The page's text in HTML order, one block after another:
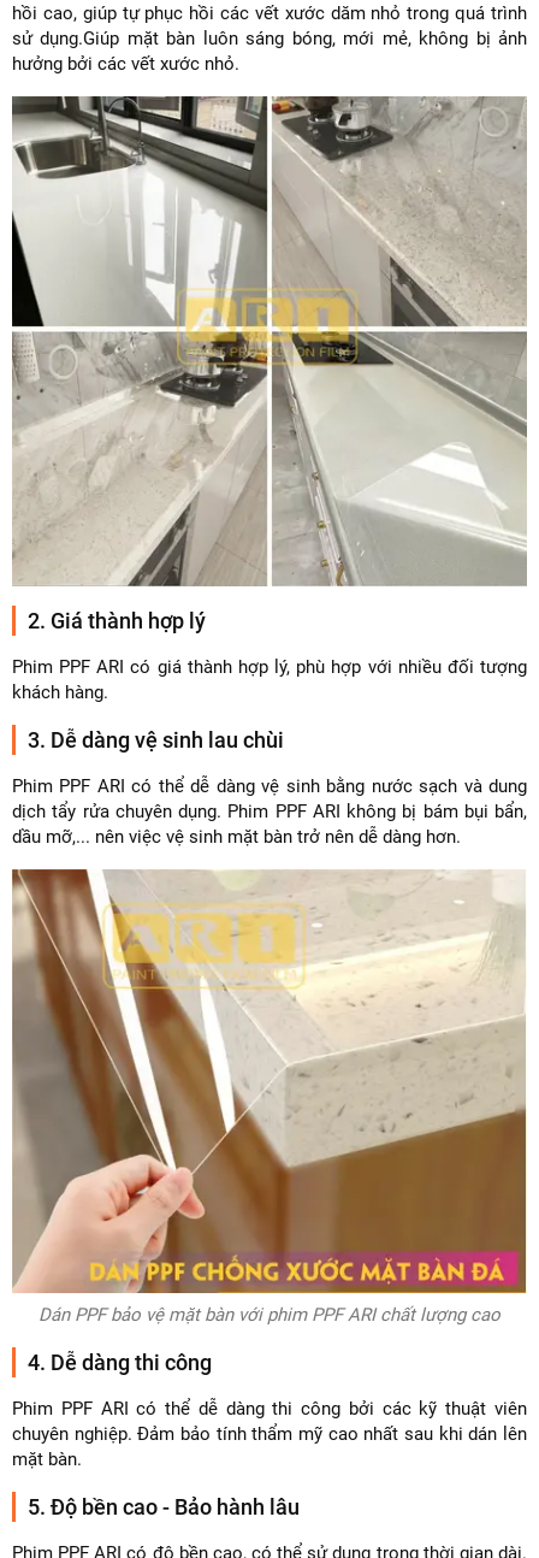
hồi cao, giúp tự phục hồi các vết xước dăm nhỏ trong quá trình
sử dụng.Giúp mặt bàn luôn sáng bóng, mới mẻ, không bị ảnh
hưởng bởi các vết xước nhỏ.
2. Giá thành hợp lý
Phim PPF ARI có giá thành hợp lý, phù hợp với nhiều đối tượng
khách hàng.
3. Dễ dàng vệ sinh lau chùi
Phim PPF ARI có thể dễ dàng vệ sinh bằng nước sạch và dung
dịch tẩy rửa chuyên dụng. Phim PPF ARI không bị bám bụi bẩn,
dầu mỡ,... nên việc vệ sinh mặt bàn trở nên dễ dàng hơn.
Dán PPF bảo vệ mặt bàn với phim PPF ARI chất lượng cao
4. Dễ dàng thi công
Phim PPF ARI có thể dễ dàng thi công bởi các kỹ thuật viên
chuyên nghiệp. Đảm bảo tính thẩm mỹ cao nhất sau khi dán lên
mặt bàn.
5. Độ bền cao - Bảo hành lâu
Phim PPF ARI có độ bền cao, có thể sử dụng trong thời gian dài.